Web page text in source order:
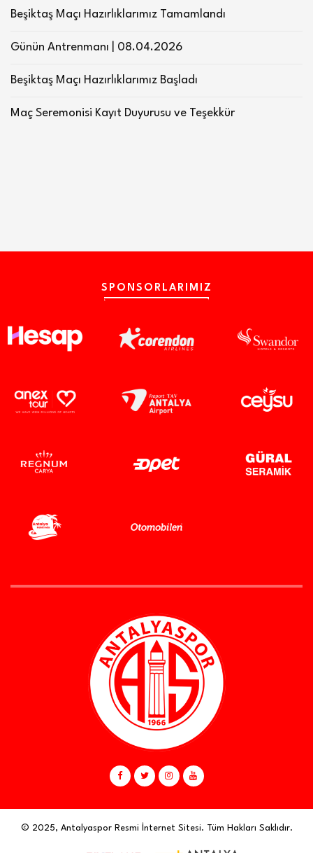
Beşiktaş Maçı Hazırlıklarımız Tamamlandı
Günün Antrenmanı | 08.04.2026
Beşiktaş Maçı Hazırlıklarımız Başladı
Maç Seremonisi Kayıt Duyurusu ve Teşekkür
SPONSORLARIMIZ
© 2025, Antalyaspor Resmi İnternet Sitesi. Tüm Hakları Saklıdır.